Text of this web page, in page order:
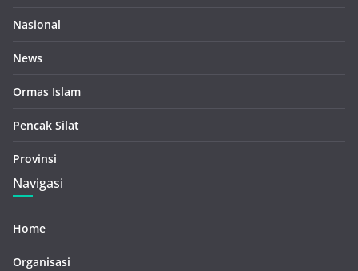
Nasional
News
Ormas Islam
Pencak Silat
Provinsi
Navigasi
Home
Organisasi